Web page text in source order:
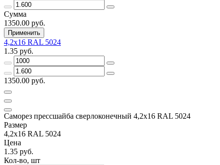
Сумма
1350.00 руб.
Применить
4,2х16 RAL 5024
1.35 руб.
1350.00 руб.
Саморез прессшайба сверлоконечный 4,2х16 RAL 5024
Размер
4,2х16 RAL 5024
Цена
1.35 руб.
Кол-во, шт